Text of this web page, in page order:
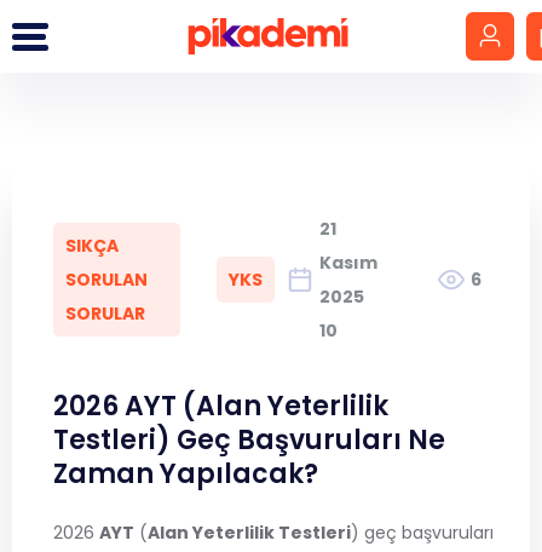
LGS
YKS
KPSS
SIKÇA
SORULAN
SORULAR
YKS
21
Kasım
2025
10
6
2026 AYT (Alan Yeterlilik
Testleri) Geç Başvuruları Ne
Zaman Yapılacak?
2026 AYT (Alan Yeterlilik Testleri) geç başvuruları